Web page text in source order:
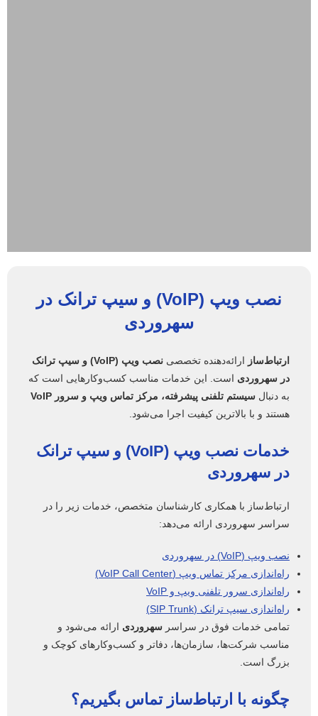
نصب ویپ (VoIP) و سیپ ترانک در
سهروردی
ارتباط‌ساز ارائه‌دهنده تخصصی
نصب ویپ (VoIP) و سیپ ترانک
در سهروردی است. این خدمات مناسب کسب‌وکارهایی است که
به دنبال سیستم تلفنی پیشرفته، مرکز تماس ویپ و سرور VoIP
هستند و با بالاترین کیفیت اجرا می‌شود.
خدمات نصب ویپ (VoIP) و سیپ ترانک
در سهروردی
ارتباط‌ساز با همکاری کارشناسان متخصص، خدمات زیر را در
سراسر سهروردی ارائه می‌دهد:
نصب ویپ (VoIP) در سهروردی
راه‌اندازی مرکز تماس ویپ (VoIP Call Center)
راه‌اندازی سرور تلفنی ویپ و VoIP
راه‌اندازی سیپ ترانک (SIP Trunk)
تمامی خدمات فوق در سراسر سهروردی ارائه می‌شود و
مناسب شرکت‌ها، سازمان‌ها، دفاتر و کسب‌وکارهای کوچک و
بزرگ است.
چگونه با ارتباط‌ساز تماس بگیریم؟